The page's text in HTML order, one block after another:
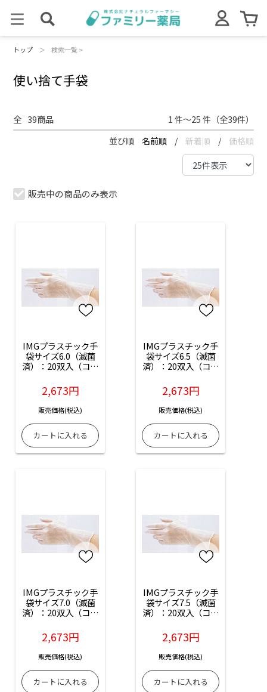
トップ ＞ 検索一覧 >
使い捨て手袋
全 39商品 1 件～25 件（全39件）
並び順 名前順 / 新着順 / 価格順
販売中の商品のみ表示
IMGプラスチック手
袋サイズ6.0（滅菌
済）：20双入（コー
2,673円
販売価格(税込)
IMGプラスチック手
袋サイズ6.5（滅菌
済）：20双入（コー
2,673円
販売価格(税込)
IMGプラスチック手
袋サイズ7.0（滅菌
済）：20双入（コー
2,673円
販売価格(税込)
IMGプラスチック手
袋サイズ7.5（滅菌
済）：20双入（コー
2,673円
販売価格(税込)